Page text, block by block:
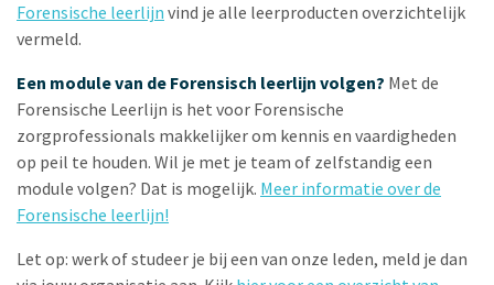
Forensische leerlijn vind je alle leerproducten overzichtelijk
vermeld.
Een module van de Forensisch leerlijn volgen? Met de
Forensische Leerlijn is het voor Forensische
zorgprofessionals makkelijker om kennis en vaardigheden
op peil te houden. Wil je met je team of zelfstandig een
module volgen? Dat is mogelijk. Meer informatie over de
Forensische leerlijn!
Let op: werk of studeer je bij een van onze leden, meld je dan